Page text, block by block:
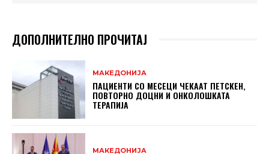
ДОПОЛНИТЕЛНО ПРОЧИТАЈ
МАКЕДОНИЈА
ПАЦИЕНТИ СО МЕСЕЦИ ЧЕКААТ ПЕТСКЕН,
ПОВТОРНО ДОЦНИ И ОНКОЛОШКАТА
ТЕРАПИЈА
МАКЕДОНИЈА